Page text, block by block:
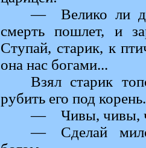
— Велико ли
смерть пошлет, и
Ступай, старик, к
она нас богами...
Взял старик
рубить его под
— Чивы, чивы,
— Сделай